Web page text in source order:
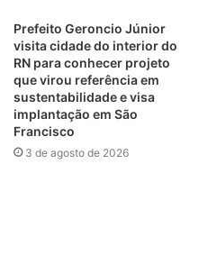
Prefeito Geroncio Júnior
visita cidade do interior do
RN para conhecer projeto
que virou referência em
sustentabilidade e visa
implantação em São
Francisco
3 de agosto de 2026